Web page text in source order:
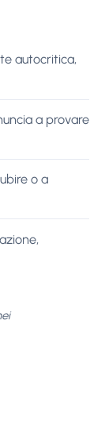
autocritica,
a provare
o a